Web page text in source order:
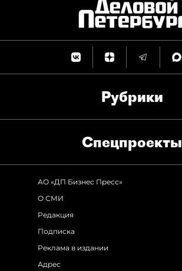
Рубрики
Спец­проекты
АО «ДП Бизнес Пресс»
О СМИ
Редакция
Подписка
Реклама в издании
Адрес